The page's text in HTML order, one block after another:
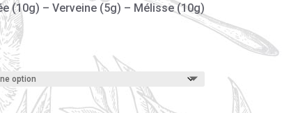
(10g) – Verveine (5g) – Mélisse (10g)